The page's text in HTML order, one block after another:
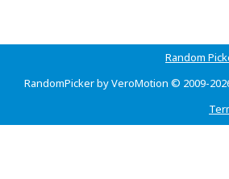
Random
RandomPicker by VeroMotion © 2009-